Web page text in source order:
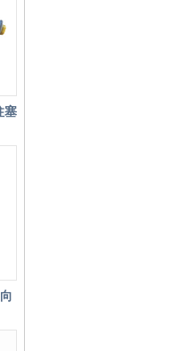
塞